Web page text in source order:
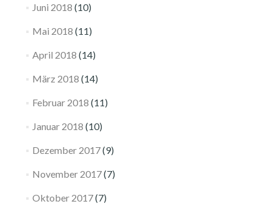
Juni 2018 (10)
Mai 2018 (11)
April 2018 (14)
März 2018 (14)
Februar 2018 (11)
Januar 2018 (10)
Dezember 2017(9)
November 2017(7)
Oktober 2017(7)